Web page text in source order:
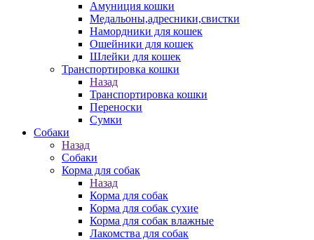
Амуниция кошки
Медальоны,адресники,свистки
Намордники для кошек
Ошейники для кошек
Шлейки для кошек
Транспортировка кошки
Назад
Транспортировка кошки
Переноски
Сумки
Собаки
Назад
Собаки
Корма для собак
Назад
Корма для собак
Корма для собак сухие
Корма для собак влажные
Лакомства для собак